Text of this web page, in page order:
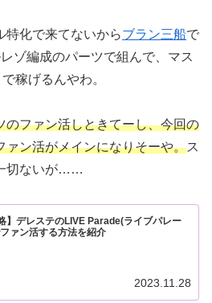
特化で来てないからブラン三船で
ゾ編成のパーツで組んで、マス
稼げるんやわ。
のファン活しときてーし、今回の
ァン活がメインになりそーや。ス
切ないが……
略】デレステのLIVE Parade(ライブパレー
ファン活する方法を紹介
2023.11.28